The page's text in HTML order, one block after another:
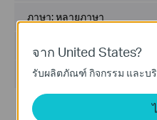
ภาษา:หลายภาษา
ขนาดไฟล์:467.56 MB
ระบบปฎิบัติการ: Windows 7/
New Features&
จาก United States?
รับผลิตภัณฑ์ กิจกรรม และบ